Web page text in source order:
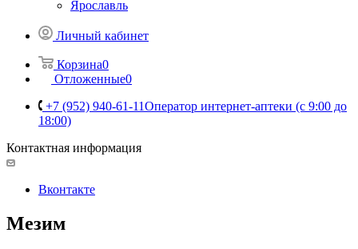
Ярославль
Личный кабинет
Корзина0
Отложенные0
+7 (952) 940-61-11Оператор интернет-аптеки (с 9:00 до
18:00)
Контактная информация
Вконтакте
Мезим